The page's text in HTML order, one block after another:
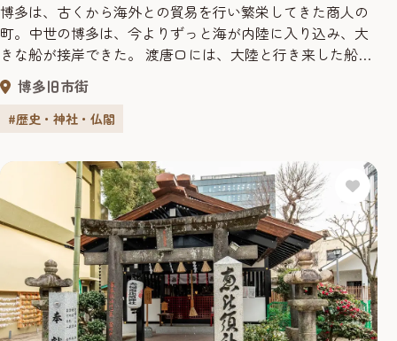
博多は、古くから海外との貿易を行い繁栄してきた商人の
町。中世の博多は、今よりずっと海が内陸に入り込み、大
きな船が接岸できた。 渡唐口には、大陸と行き来した船が
接岸し、貿易で財を成し得た商人・博多豪商が生まれ、博
多の街を闊歩していた。遣唐使もここから旅立った。 ま
た、鏡天満宮は、延喜元年（九〇一年）讒言によって太宰
際の御休息の時、「海路...
博多旧市街
#歴史・神社・仏閣